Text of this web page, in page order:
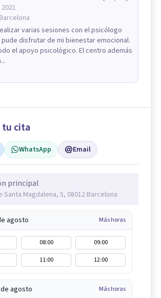
Barcelona
varias sesiones con el psicólogo
pude disfrutar de mi bienestar emocional.
el apoyo psicológico. El centro además
tu cita
WhatsApp Email
principal
Santa Magdalena, 5, 08012 Barcelona
agosto Más horas
08:00
09:00
11:00 12:00
agosto Más horas